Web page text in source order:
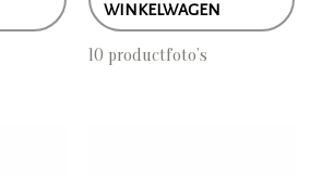
WINKELWAGEN
10 productfoto’s